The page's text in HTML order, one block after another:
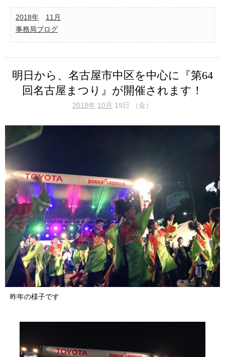
2018年
11月
事務局ブログ
明日から、名古屋市中区を中心に『第64
回名古屋まつり』が開催されます！
2018年 10月 19日 （金）
昨年の様子です